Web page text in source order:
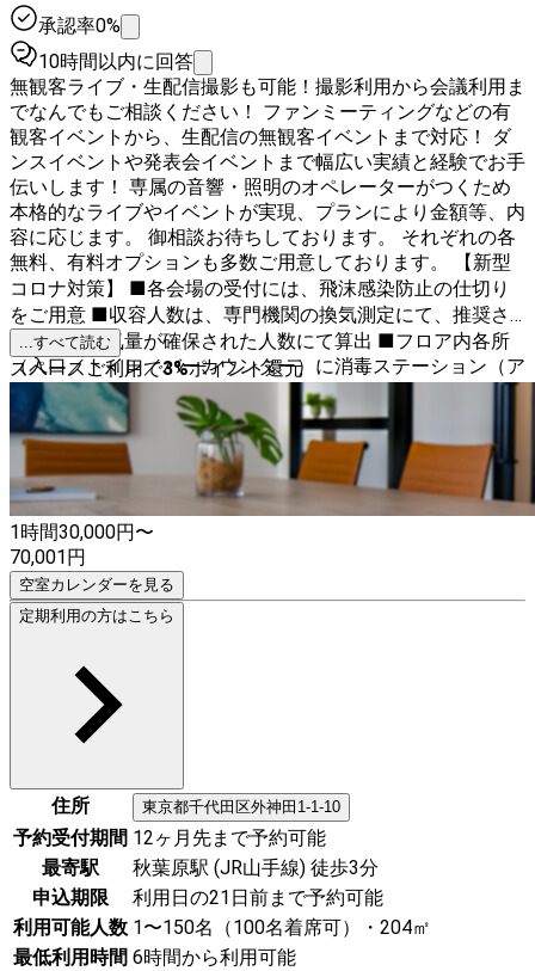
承認率0%
10時間以内に回答
無観客ライブ・生配信撮影も可能！撮影利用から会議利用ま
でなんでもご相談ください！ ファンミーティングなどの有
観客イベントから、生配信の無観客イベントまで対応！ ダ
ンスイベントや発表会イベントまで幅広い実績と経験でお手
伝いします！ 専属の音響・照明のオペレーターがつくため
本格的なライブやイベントが実現、プランにより金額等、内
容に応じます。 御相談お待ちしております。 それぞれの各
無料、有料オプションも多数ご用意しております。 【新型
コロナ対策】 ■各会場の受付には、飛沫感染防止の仕切り
をご用意 ■収容人数は、専門機関の換気測定にて、推奨さ
れる必要換気量が確保された人数にて算出 ■フロア内各所
（入口／トイレ／バーカウンター）に消毒ステーション（ア
ルコール消毒液）を設置 ■入り口、ホール内各所に空気清
浄機を完備
...すべて読む
スペースご利用で3%ポイント還元
1時間30,000円〜
70,001円
空室カレンダーを見る
定期利用の方はこちら
住所 東京都千代田区外神田1-1-10
予約受付期間 12ヶ月先まで予約可能
最寄駅
秋葉原駅 (JR山手線) 徒歩3分
申込期限
利用日の21日前まで予約可能
利用可能人数 1〜150名（100名着席可）・204㎡
最低利用時間 6時間から利用可能